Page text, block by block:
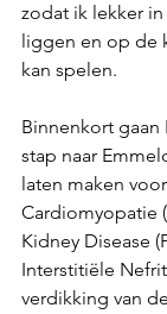
zodat ik lekker
liggen en op de
kan spelen.
Binnenkort gaan
stap naar
laten maken
Cardiomyopatie
Kidney Disease
Interstitiële
verdikking van